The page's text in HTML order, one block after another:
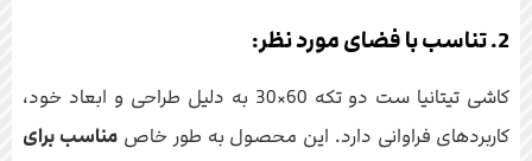
2. تناسب با فضای مورد نظر:
کاشی تیتانیا ست دو تکه 60×30 به دلیل طراحی و ابعاد خود،
کاربردهای فراوانی دارد. این محصول به طور خاص مناسب برای